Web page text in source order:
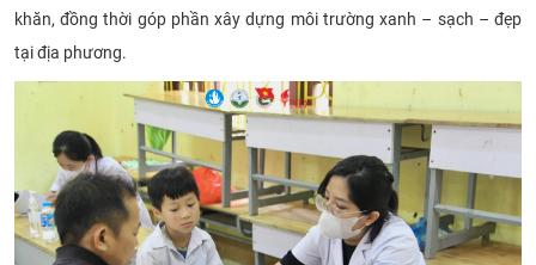
khăn, đồng thời góp phần xây dựng môi trường xanh – sạch – đẹp
tại địa phương.